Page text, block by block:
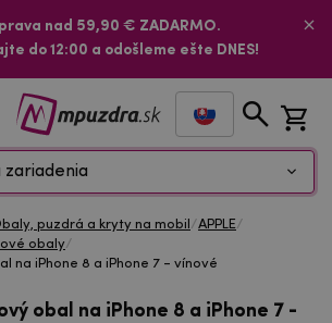
nad 59,90 € ZADARMO.
do 12:00 a odošleme ešte DNES!
zariadenia
puzdrá a kryty na mobil /APPLE/
obaly/
na iPhone 8 a iPhone 7 - vínové
obal na iPhone 8 a iPhone 7 -